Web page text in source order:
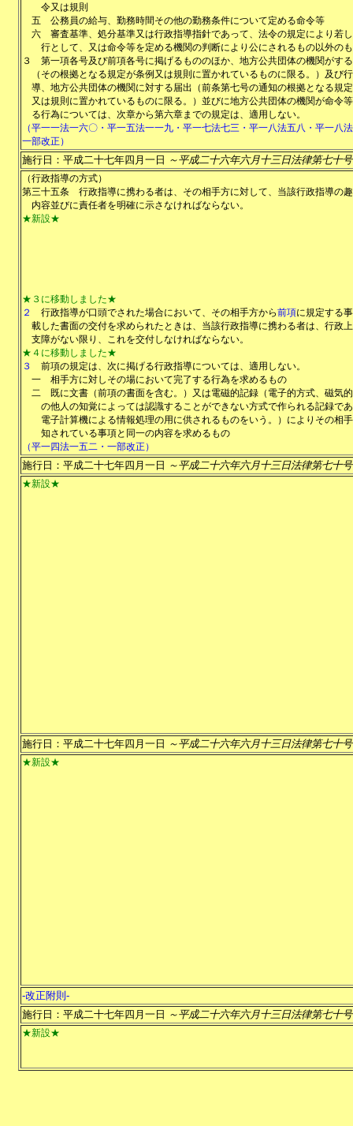
令又は規則
五
公務員の給与、勤務時間その他の勤務条件について定める命令等
六
審査基準、処分基準又は行政指導指針であって、法令の規定により若
行として、又は命令等を定める機関の判断により公にされるもの以外の
３
第一項各号及び前項各号に掲げるもののほか、地方公共団体の機関がす
（その根拠となる規定が条例又は規則に置かれているものに限る。）及び
導、地方公共団体の機関に対する届出（前条第七号の通知の根拠となる規
又は規則に置かれているものに限る。）並びに地方公共団体の機関が命令
る行為については、次章から第六章までの規定は、適用しない。
（平一一法一六〇・平一五法一一九・平一七法七三・平一八法五八・平一八
一部改正）
施行日：平成二十七年四月一日 ～平成二十六年六月十三日法律第七十
（行政指導の方式）
第三十五条
行政指導に携わる者は、その相手方に対して、当該行政指導の
内容並びに責任者を明確に示さなければならない。
★新設★
★３に移動しました★
２
行政指導が口頭でされた場合において、その相手方から前項に規定する
載した書面の交付を求められたときは、当該行政指導に携わる者は、行政
支障がない限り、これを交付しなければならない。
★４に移動しました★
３
前項の規定は、次に掲げる行政指導については、適用しない。
一
相手方に対しその場において完了する行為を求めるもの
二
既に文書（前項の書面を含む。）又は電磁的記録（電子的方式、磁気
の他人の知覚によっては認識することができない方式で作られる記録で
電子計算機による情報処理の用に供されるものをいう。）によりその相
知されている事項と同一の内容を求めるもの
（平一四法一五二・一部改正）
施行日：平成二十七年四月一日 ～平成二十六年六月十三日法律第七十
★新設★
施行日：平成二十七年四月一日 ～平成二十六年六月十三日法律第七十
★新設★
-改正附則-
施行日：平成二十七年四月一日 ～平成二十六年六月十三日法律第七十
★新設★